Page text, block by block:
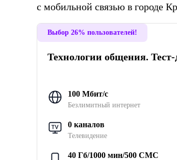
с мобильной связью в городе
Выбор 26% пользователей!
Технологии общения.
100 Мбит/с
Безлимитный интернет
0 каналов
Телевидение
40 Гб/1000 мин/500 СМС